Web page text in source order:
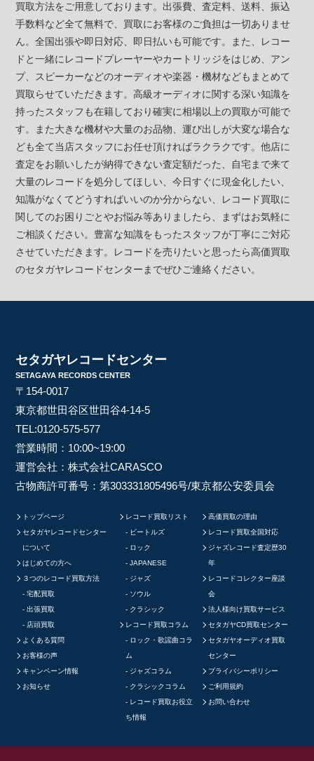
買取方法をご用意しております。出張費、査定料、送料、振込
手数料など全て無料で、買取にお客様のご負担は一切ありませ
ん。全国出張や即日対応、即日払いも可能です。また、レコー
ドと一緒にレコードプレーヤーやカートリッジをはじめ、アン
プ、スピーカーなどのオーディオや楽器・機材などもまとめて
買取らせていただきます。高級オーディオに関する深い知識を
持ったスタッフも在籍しており確実に相場以上の買取が可能で
す。また大きな機材や大量のお品物、運び出しが大変な場合な
ども全て当店スタッフにお任せ頂ければラクラクです。他店に
査定をお願いしたが納得できない査定額だった、自宅まで来て
大量のレコードを処分してほしい、今日すぐに現金化したい、
知識がなくてどうすればいいのか分からない、レコード買取に
関してのお困りごとやお悩み等ありましたら、まずはお気軽に
ご相談ください。豊富な知識をもったスタッフが丁寧にご対応
させていただきます。レコードを売りたいと思ったら高価買取
のセタガヤレコードセンターまでぜひご連絡ください。
セタガヤレコードセンター
SETAGAYA RECORDS CENTER
〒154-0017
東京都世田谷区世田谷4-14-5
TEL:0120-575-577
営業時間：10:00~19:00
運営会社：株式会社CARASCO
古物商許可番号：第303331805496号/東京都公安委員会
トップページ
セタガヤレコードセンター
について
はじめての方へ
３つのレコード買取方法
宅配買取
出張買取
店頭買取
よくある質問
お客様の声
キャンペーン情報
お知らせ
レコード買取リスト
ビートルズ
ロック
JAPANESE
ジャズ
ソウル
クラシック
レコード買取コラム
ロック・歌謡曲コラ
ム
ジャズコラム
クラシックコラム
レコード買取お役立
ち情報
高価買取の理由
レコード買取全国対応
ジャズレコード査定歴30
年
レコードコレクター座談
会
法人様向け買取サービス
セタガヤCD買取センター
セタガヤオーディオ買取
センター
プライバシーポリシー
ご利用規約
お問い合わせ